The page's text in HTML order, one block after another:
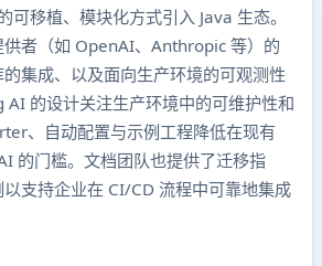
可移植、模块化方式引入 Java 生态。
供者（如 OpenAI、Anthropic 等）的
集成、以及面向生产环境的可观测性
AI 的设计关注生产环境中的可维护性和
、自动配置与示例工程降低在现有
的门槛。文档团队也提供了迁移指
支持企业在 CI/CD 流程中可靠地集成